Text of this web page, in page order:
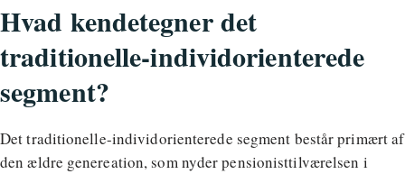
Hvad kendetegner det
traditionelle-individorienterede
segment?
Det traditionelle-individorienterede segment består primært af
den ældre genereation, som nyder pensionisttilværelsen i